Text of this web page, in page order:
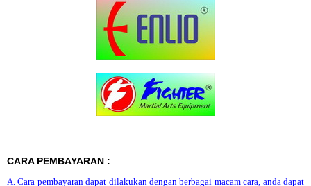
CARA PEMBAYARAN :
A. Cara pembayaran dapat dilakukan dengan berbagai macam cara, anda dapat